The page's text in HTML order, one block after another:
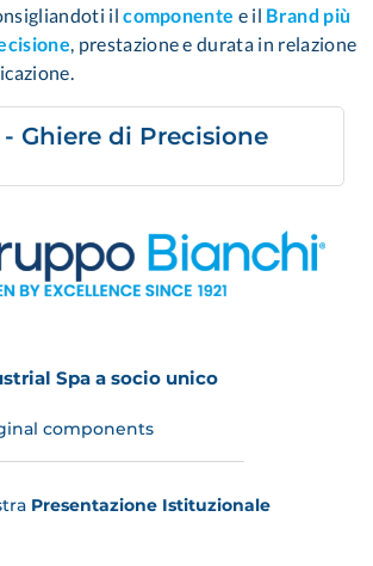
ilcomponente e il Brand più
, prestazione e durata in relazione
- Ghiere di Precisione
Spa a socio unico
components
Presentazione Istituzionale